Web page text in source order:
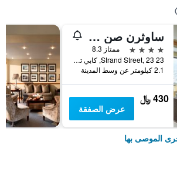
ساوثرن صن كيب صن
4 نجوم
ممتاز 8.3
23 Strand Street, 23, كابي تاون, محافظة كيب الغربية, جنوب أفريقيا
2.1 كيلومتر عن وسط المدينة
430 ﷼
عرض الصفقة
الموصى بها